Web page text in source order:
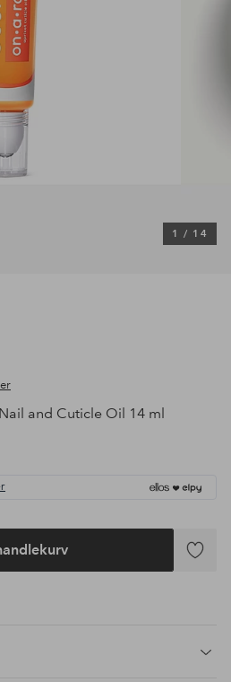
1 / 14
and Cuticle Oil 14 ml
Legg